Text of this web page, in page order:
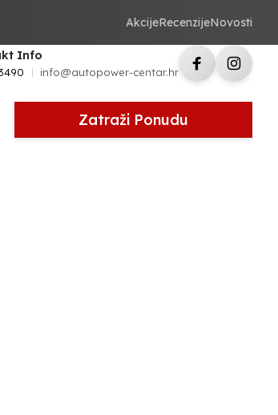
AkcijeRecenzijeNovosti
Info
info@autopower-centar.hr
Zatraži Ponudu